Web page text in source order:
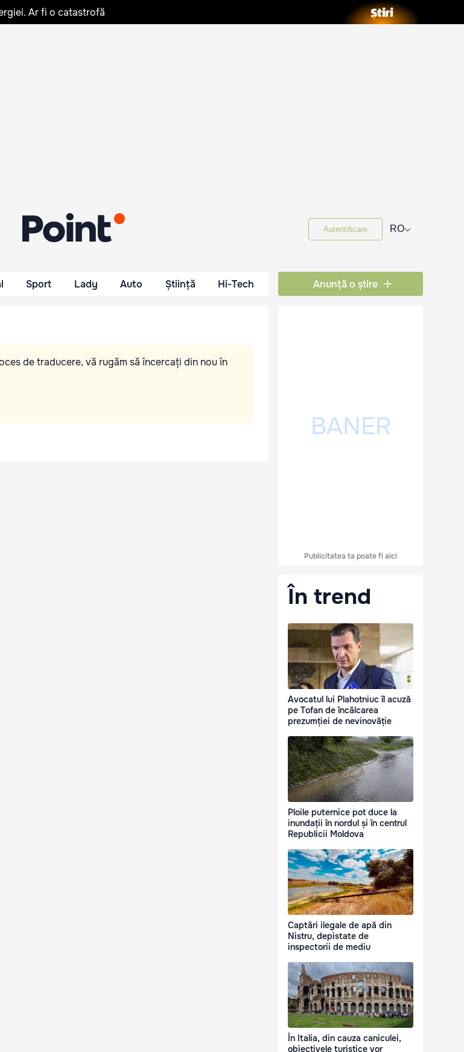
Ar fi o catastrofă
Autentificare RO⌵
Sport Lady Auto Știință Hi-Tech Anunță o știre
de traducere, vă rugăm să încercați din nou în
Publicitatea ta poate fi aici
În trend
Avocatul lui Plahotniuc îl acuză
pe Tofan de încălcarea
prezumției de nevinovăție
Ploile puternice pot duce la
inundații în nordul și în centrul
Republicii Moldova
Captări ilegale de apă din
Nistru, depistate de
inspectorii de mediu
În Italia, din cauza caniculei,
obiectivele turistice vor